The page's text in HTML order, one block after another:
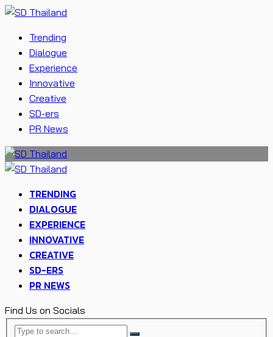
Trending
Dialogue
Experience
Innovative
Creative
SD-ers
PR News
TRENDING
DIALOGUE
EXPERIENCE
INNOVATIVE
CREATIVE
SD-ERS
PR NEWS
Find Us on Socials